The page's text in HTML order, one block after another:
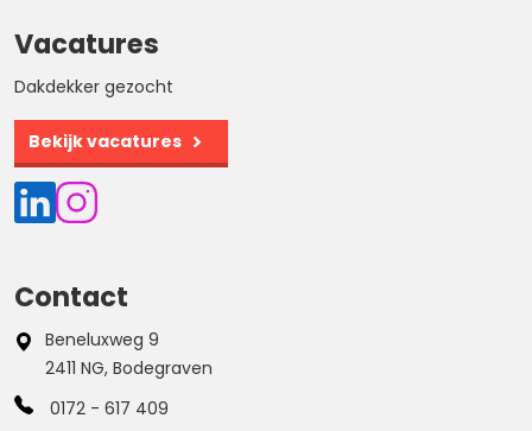
Vacatures
Dakdekker gezocht
Bekijk vacatures
Contact
Beneluxweg 9
2411 NG, Bodegraven
0172 - 617 409